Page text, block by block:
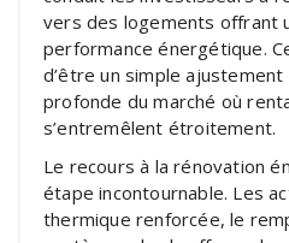
vers des logements offrant
performance énergétique.
d’être un simple ajustement
profonde du marché où
s’entremêlent étroitement.
Le recours à la rénovation
étape incontournable. Les
thermique renforcée, le